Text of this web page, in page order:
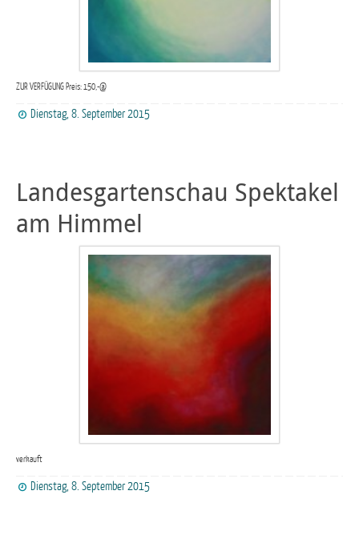
ZUR VERFÜGUNG Preis: 150,-@
Dienstag, 8. September 2015
Landesgartenschau Spektakel
am Himmel
verkauft
Dienstag, 8. September 2015